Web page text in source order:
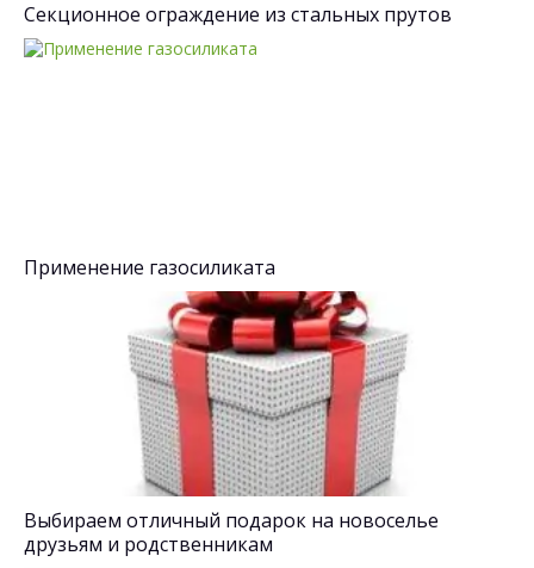
Секционное ограждение из стальных прутов
Применение газосиликата
Выбираем отличный подарок на новоселье
друзьям и родственникам